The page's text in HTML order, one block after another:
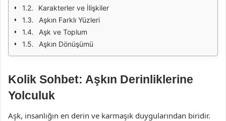
Karakterler ve İlişkiler
Aşkın Farklı Yüzleri
Aşk ve Toplum
Aşkın Dönüşümü
Kolik Sohbet: Aşkın Derinliklerine
Yolculuk
Aşk, insanlığın en derin ve karmaşık duygularından biridir.